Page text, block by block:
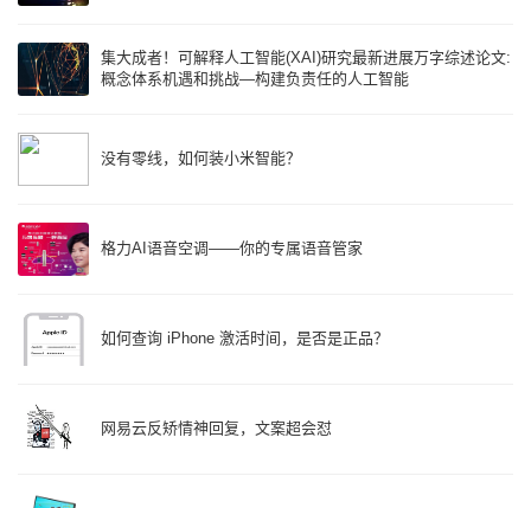
集大成者！可解释人工智能(XAI)研究最新进展万字综述论文:
概念体系机遇和挑战—构建负责任的人工智能
没有零线，如何装小米智能？
格力AI语音空调——你的专属语音管家
如何查询 iPhone 激活时间，是否是正品？
网易云反矫情神回复，文案超会怼